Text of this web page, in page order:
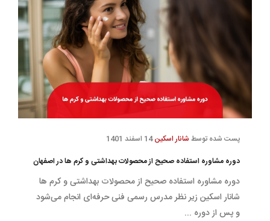
پست شده توسط شانار اسکین14 اسفند 1401
دوره مشاوره استفاده صحیح از محصولات بهداشتی و کرم ها در اصفهان
دوره مشاوره استفاده صحیح از محصولات بهداشتی و کرم ها
شانار اسکین زیر نظر مدرس رسمی فنی حرفه‌ای انجام می‌شود
و پس از دوره ...